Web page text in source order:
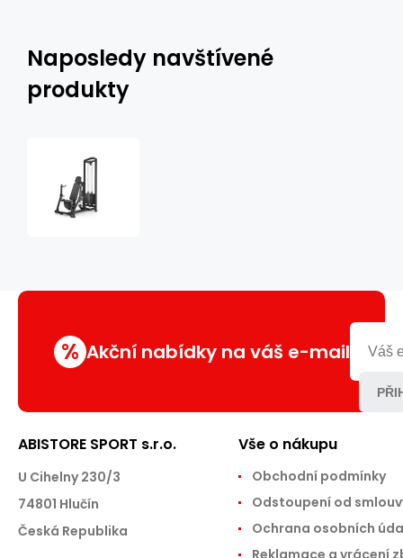
Naposledy navštívené
produkty
UF-
% Akční nabídky na váš e-mail
ABISTORE SPORT s.r.o.
U Cihelny 230/3
74801 Hlučín
Česká Republika
Vše o nákupu
Obchodní podmínky
Odstoupení od
Ochrana osobních
Reklamace a vrácení